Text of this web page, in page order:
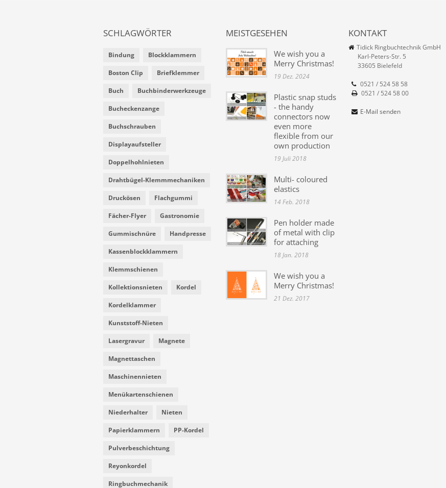
SCHLAGWÖRTER
Bindung Blockklammern
Boston Clip Briefklemmer
Buch Buchbinderwerkzeuge
Bucheckenzange
Buchschrauben
Displayaufsteller
Doppelhohlnieten
Drahtbügel-Klemmmechaniken
Druckösen Flachgummi
Fächer-Flyer Gastronomie
Gummischnüre Handpresse
Kassenblockklammern
Klemmschienen
Kollektionsnieten Kordel
Kordelklammer
Kunststoff-Nieten
Lasergravur Magnete
Magnettaschen
Maschinennieten
Menükartenschienen
Niederhalter Nieten
Papierklammern PP-Kordel
Pulverbeschichtung
Reyonkordel
Ringbuchmechanik
MEISTGESEHEN
We wish you a
Merry Christmas!
19 Dez. 2024
Plastic snap studs
- the handy
connectors now
even more
flexible from our
own production
19 Juli 2018
Multi- coloured
elastics
14 Feb. 2018
Pen holder made
of metal with clip
for attaching
18 Jan. 2018
We wish you a
Merry Christmas!
21 Dez. 2017
KONTAKT
Tidick Ringbuchtechnik GmbH
Karl-Peters-Str. 5
33605 Bielefeld
0521 / 524 58 58
0521 / 524 58 00
E-Mail senden